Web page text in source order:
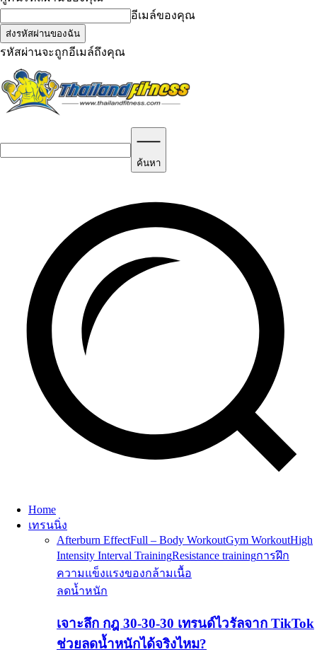
อีเมล์ของคุณ
รหัสผ่านจะถูกอีเมล์ถึงคุณ
ค้นหา
Home
เทรนนิ่ง
Afterburn EffectFull – Body WorkoutGym WorkoutHigh
Intensity Interval TrainingResistance trainingการฝึก
ความแข็งแรงของกล้ามเนื้อ
ลดน้ำหนัก
เจาะลึก กฎ 30-30-30 เทรนด์ไวรัลจาก TikTok
ช่วยลดน้ำหนักได้จริงไหม?